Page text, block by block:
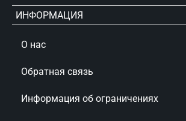
ИНФОРМАЦИЯ
О нас
Обратная связь
Информация об ограничениях